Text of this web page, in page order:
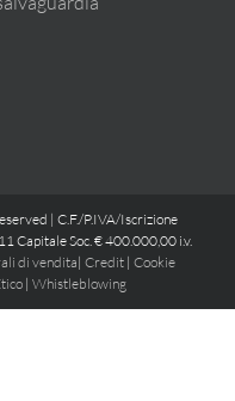
| C.F./P.IVA/Iscrizione
Capitale Soc. € 400.000,00 i.v.
di vendita| Credit | Cookie
| Whistleblowing